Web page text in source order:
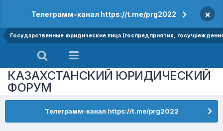
Телеграмм-канал https://t.me/prg2022 ×
Государственные юридические лица (госпредприятия,
КАЗАХСТАНСКИЙ ЮРИДИЧЕСКИЙ
ФОРУМ
Телеграмм-канал https://t.me/prg2022